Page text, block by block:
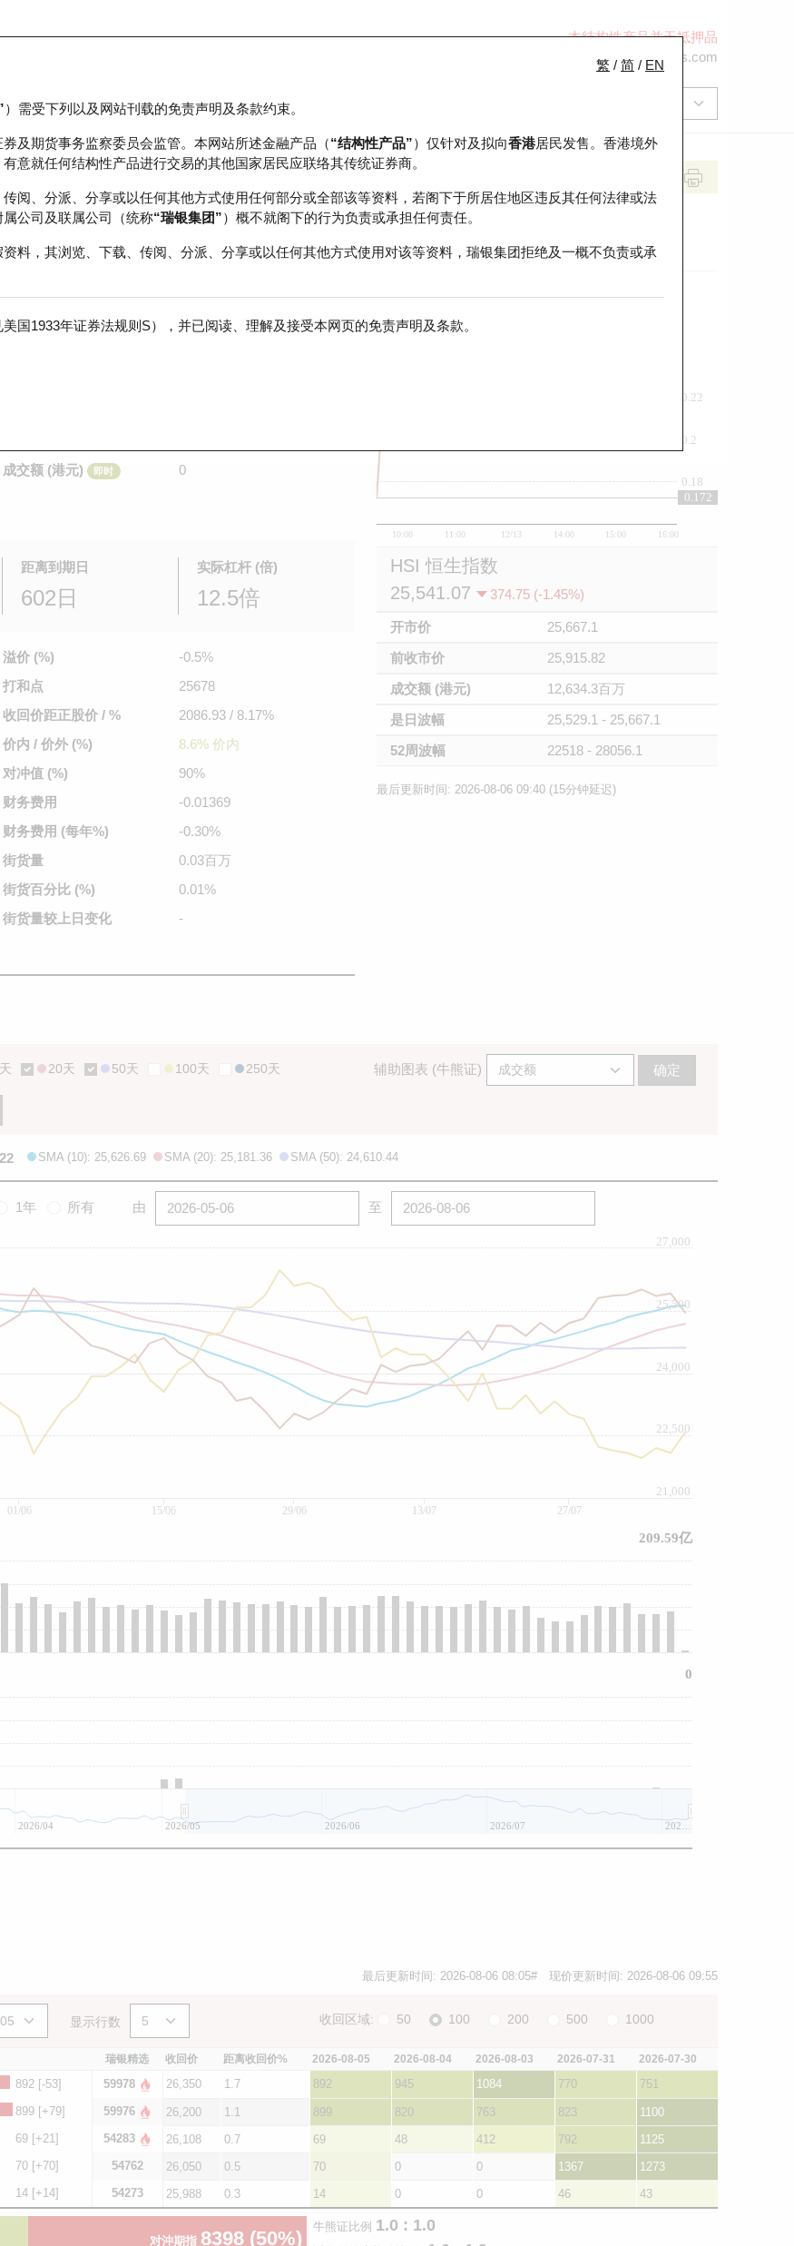
本结构性产品并无抵押品
ol-hkwarrants@ubs.com
股数据及市场统计 瑞银轮证教室
繁 / 简 / EN
）需受下列以及网站刊载的免责声明及条款约束。
及期货事务监察委员会监管。本网站所述金融产品（“结构性产品”）仅针对及拟向香港居民发售。香港境外
意就任何结构性产品进行交易的其他国家居民应联络其传统证券商。
阅、分派、分享或以任何其他方式使用任何部分或全部该等资料，若阁下于所居住地区违反其任何法律或法
公司及联属公司（统称“瑞银集团”）概不就阁下的行为负责或承担任何责任。
料，其浏览、下载、传阅、分派、分享或以任何其他方式使用对该等资料，瑞银集团拒绝及一概不负责或承
国1933年证券法规则S），并已阅读、理解及接受本网页的免责声明及条款。
成交额 (港元)
即时 0
距离到期日
602日
实际杠杆 (倍)
12.5倍
溢价 (%)
-0.5%
打和点
25678
收回价距正股价 / %
2086.93 / 8.17%
价内 / 价外 (%)
8.6% 价内
对冲值 (%)
90%
财务费用
-0.01369
财务费用 (每年%)
-0.30%
街货量
0.03百万
街货百分比 (%)
0.01%
街货量较 上日变化 -
10:00 11:00 12/13 14:00 15:00 16:00
0.18
0.2
0.22
0.172
HSI 恒生指数
25,541.07
374.75 (-1.45%)
开市价
25,667.1
前收市价
25,915.82
成交额 (港元)
12,634.3百万
是日波幅
25,529.1 - 25,667.1
52周波幅
22518 - 28056.1
最后更新时间: 2026-08-06 09:40 (15分钟延迟)
20天 50天 100天 250天 辅助图表 (牛熊证) 确定
SMA (10): 25,626.69 SMA (20): 25,181.36 SMA (50): 24,610.44
1年 所有 由 至
24,000
21,000
22,500
25,500
27,000
01/06 15/06 29/06 13/07 27/07
2026/04 2026/05 2026/06 2026/07
209.59亿
0
最后更新时间: 2026-08-06 08:05# 现价更新时间: 2026-08-06 09:55
显示行数 收回区域: 50 100 200 500 1000
瑞银精选 收回价 距离收回价% 2026-08-05 2026-08-04 2026-08-03 2026-07-31 2026-07-30
892 [-53] 59978 26,350 1.7 892 945 1084 770
751
899 [+79] 59976 26,200 1.1 899 820 763 823
1100
69 [+21] 54283 26,108 0.7 69 48 412 792
1125
70 [+70] 54762 26,050 0.5 70 0 0 1367
1273
14 [+14] 54273 25,988 0.3 14 0 0 46 43
对沖期指 8398 (50%)
牛熊证比例 1.0 : 1.0